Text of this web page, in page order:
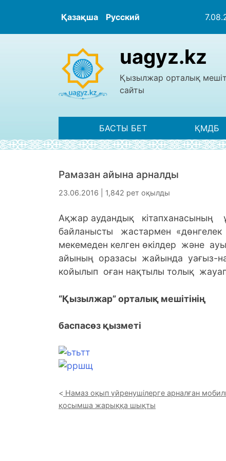
Қазақша Русский
uagyz.kz
Қызылжар орталық
сайты
БАСТЫ БЕТ ҚМДБ
Рамазан айына арналды
23.06.2016 | 1,842 рет оқылды
Ақжар аудандық
байланысты жастармен «дөнгелек
мекемеден келген өкілдер және
айының оразасы жайында уағыз-
койылып оған нақтылы толық жауап
“Қызылжар” орталық мешітінің
баспасөз қызметі
Намаз оқып үйренушілерге арналған
қосымша жарыққа шықты